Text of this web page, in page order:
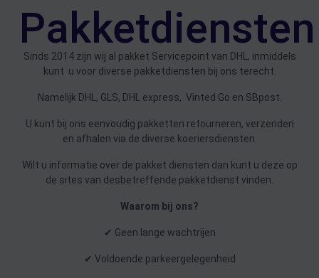
Pakketdiensten
Sinds 2014 zijn wij al pakket Servicepoint van DHL, inmiddels
kunt u voor diverse pakketdiensten bij ons terecht.
Namelijk DHL, GLS, DHL express, Vinted Go en SBpost.
U kunt bij ons eenvoudig pakketten retourneren, verzenden
en afhalen via de diverse koeriersdiensten.
Wilt u informatie over de pakket diensten dan kunt u deze op
de sites van desbetreffende pakketdienst vinden.
Waarom bij ons?
✔ Geen lange wachtrijen
✔ Voldoende parkeergelegenheid